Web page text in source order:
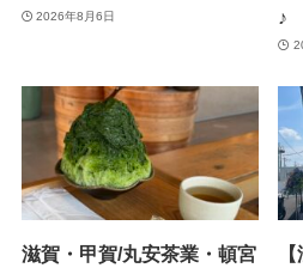
2026年8月6日
♪
滋賀・甲賀/丸安茶業・頓宮